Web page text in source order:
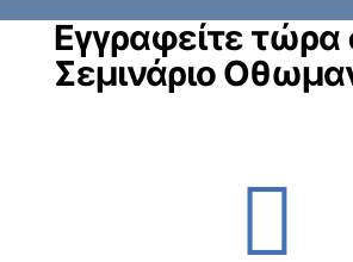
Εγγραφείτε τώρα
Σεμινάριο